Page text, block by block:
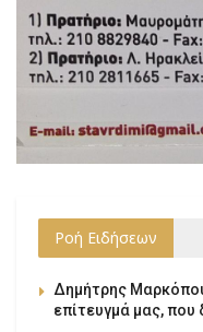
Ροή Ειδήσεων
Δημήτρης
επίτευγμά μας, που